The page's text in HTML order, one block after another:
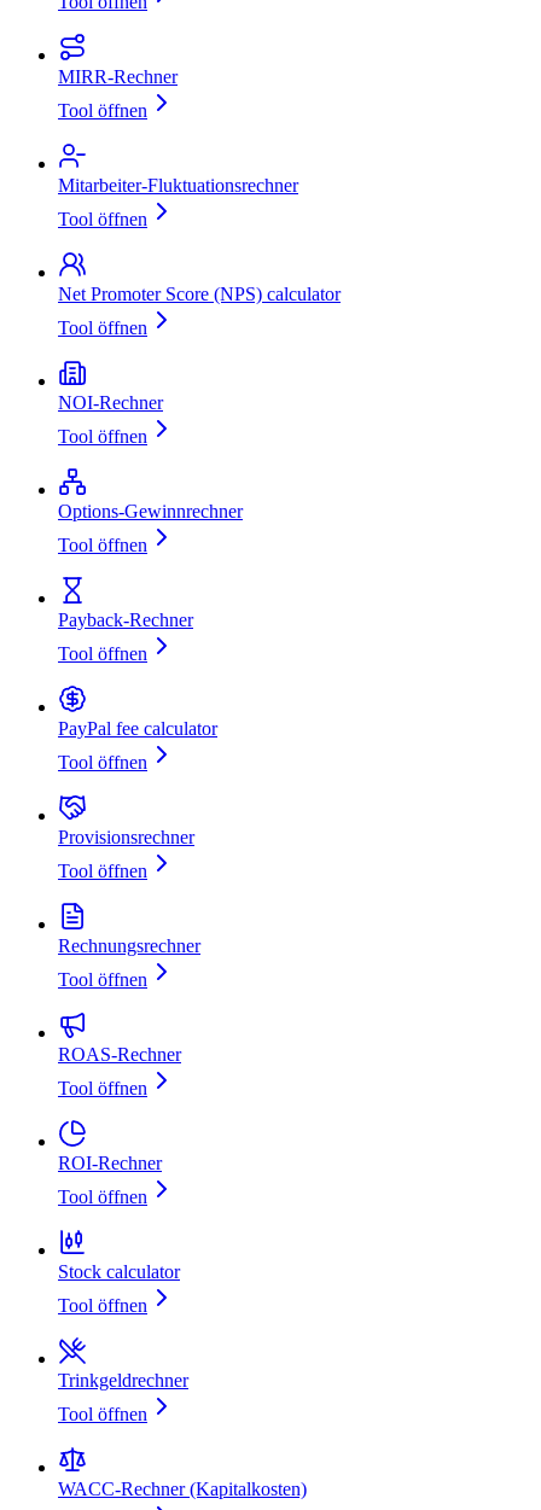
MIRR‑Rechner
Tool öffnen
Mitarbeiter‑Fluktuationsrechner
Tool öffnen
Net Promoter Score (NPS) calculator
Tool öffnen
NOI‑Rechner
Tool öffnen
Options‑Gewinnrechner
Tool öffnen
Payback-Rechner
Tool öffnen
PayPal fee calculator
Tool öffnen
Provisionsrechner
Tool öffnen
Rechnungsrechner
Tool öffnen
ROAS-Rechner
Tool öffnen
ROI-Rechner
Tool öffnen
Stock calculator
Tool öffnen
Trinkgeldrechner
Tool öffnen
WACC‑Rechner (Kapitalkosten)